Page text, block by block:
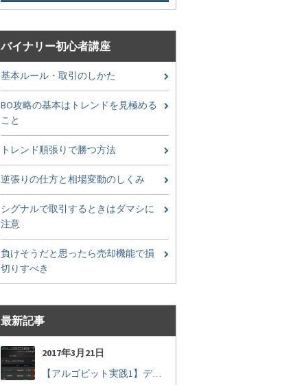
バイナリー初心者講座
基本ルール・取引のしかた
BO攻略の基本はトレンドを見極める
こと
トレンド順張りで勝つ方法
逆張りの仕方と相場変動のしくみ
シグナルで取引するときはダマシに
注意
負けそうだと思ったら売却機能で損
切りすべき
最新記事
2017年3月21日
【アルゴビット実践1】デフォルト設定で30秒取引